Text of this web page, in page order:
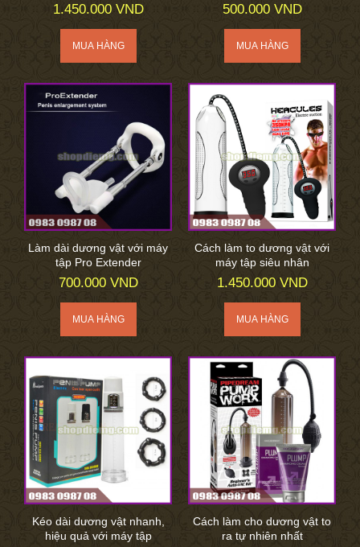
1.450.000 VND 500.000 VND
Làm dài dương vật với máy
tập Pro Extender
700.000 VND
Cách làm to dương vật với
máy tập siêu nhân
1.450.000 VND
Kéo dài dương vật nhanh,
hiệu quả với máy tập
Cách làm cho dương vật to
ra tự nhiên nhất